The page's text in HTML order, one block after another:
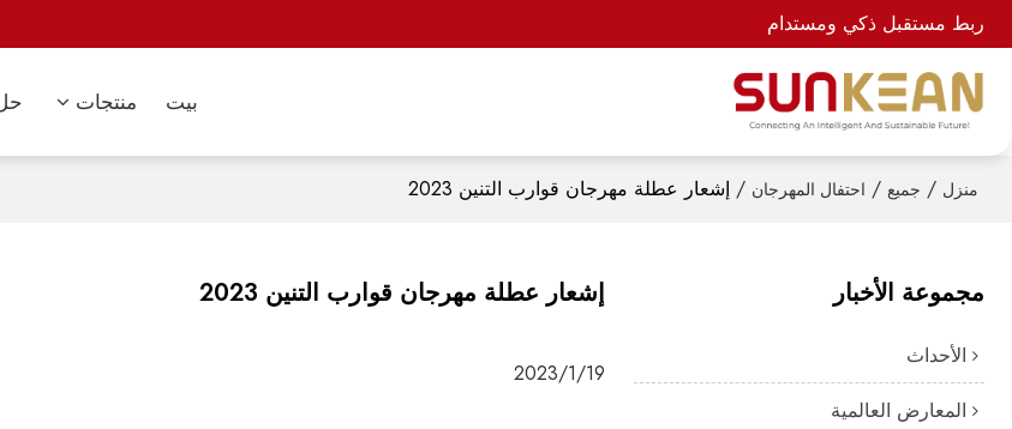
ربط مستقبل ذكي ومستدام
بيت منتجات
منزل / جميع / احتفال المهرجان / إشعار عطلة مهرجان قوارب التنين 2023
إشعار عطلة مهرجان قوارب التنين 2023
2023/1/19
مجموعة الأخبار
الأحداث
المعارض العالمية